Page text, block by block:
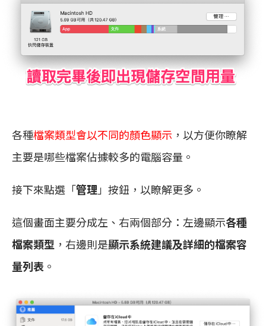
各種檔案類型會以不同的顏色顯示 ，以方便你瞭解
主要是哪些檔案佔據較多的電腦容量。
接下來點選「管理 」按鈕，以瞭解更多。
這個畫面主要分成左、右兩個部分：左邊顯示各種
檔案類型 ，右邊則是顯示系統建議及詳細的檔案容
量列表 。